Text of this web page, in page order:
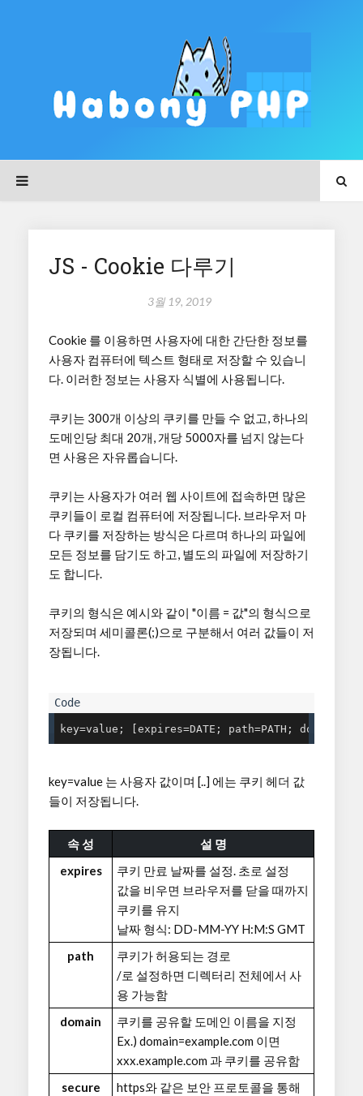
JS - Cookie 다루기
3월 19, 2019
Cookie 를 이용하면 사용자에 대한 간단한 정보를
사용자 컴퓨터에 텍스트 형태로 저장할 수 있습니
다. 이러한 정보는 사용자 식별에 사용됩니다.
쿠키는 300개 이상의 쿠키를 만들 수 없고, 하나의
도메인당 최대 20개, 개당 5000자를 넘지 않는다
면 사용은 자유롭습니다.
쿠키는 사용자가 여러 웹 사이트에 접속하면 많은
쿠키들이 로컬 컴퓨터에 저장됩니다. 브라우저 마
다 쿠키를 저장하는 방식은 다르며 하나의 파일에
모든 정보를 담기도 하고, 별도의 파일에 저장하기
도 합니다.
쿠키의 형식은 예시와 같이 "이름 = 값"의 형식으로
저장되며 세미콜론(;)으로 구분해서 여러 값들이 저
장됩니다.
key=value; [expires=DATE; path=PATH;
key=value 는 사용자 값이며 [..] 에는 쿠키 헤더 값
들이 저장됩니다.
속 성
설 명
expires
쿠키 만료 날짜를 설정. 초로 설정
값을 비우면 브라우저를 닫을 때까지
쿠키를 유지
날짜 형식: DD-MM-YY H:M:S GMT
path
쿠키가 허용되는 경로
/로 설정하면 디렉터리 전체에서 사
용 가능함
domain
쿠키를 공유할 도메인 이름을 지정
Ex.) domain=example.com 이면
xxx.example.com 과 쿠키를 공유함
secure
https와 같은 보안 프로토콜을 통해